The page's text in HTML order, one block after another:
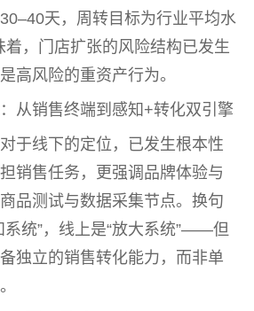
天，周转目标为行业平均水
着，门店扩张的风险结构已发生
风险的重资产行为。
从销售终端到感知+转化双引擎
于线下的定位，已发生根本性
销售任务，更强调品牌体验与
品测试与数据采集节点。换句
系统”，线上是“放大系统”——但
独立的销售转化能力，而非单